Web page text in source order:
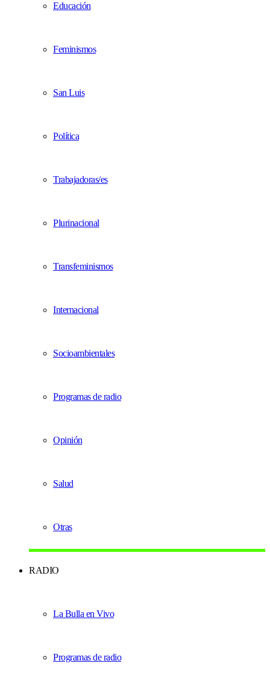
Educación
Feminismos
San Luis
Política
Trabajadoras/es
Plurinacional
Transfeminismos
Internacional
Socioambientales
Programas de radio
Opinión
Salud
Otras
RADIO
La Bulla en Vivo
Programas de radio